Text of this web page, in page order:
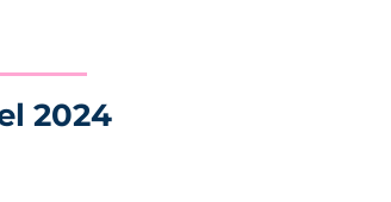
2024